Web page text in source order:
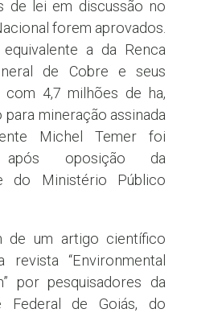
de lei em discussão no
forem aprovados.
a da Renca
de Cobre e seus
com 4,7 milhões de ha,
para mineração assinada
Michel Temer foi
após oposição da
do Ministério Público
de um artigo científico
revista “Environmental
por pesquisadores da
Federal de Goiás, do